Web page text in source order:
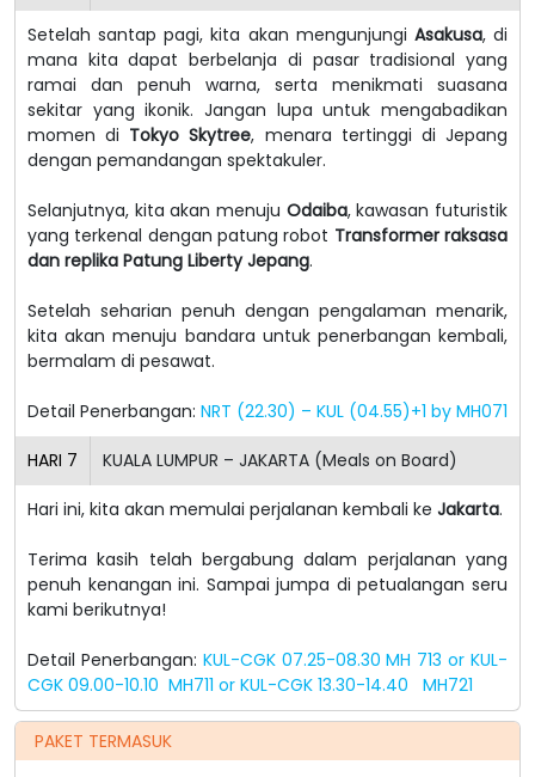
Setelah santap pagi, kita akan mengunjungi Asakusa, di
mana kita dapat berbelanja di pasar tradisional yang
ramai dan penuh warna, serta menikmati suasana
sekitar yang ikonik. Jangan lupa untuk mengabadikan
momen di Tokyo Skytree, menara tertinggi di Jepang
dengan pemandangan spektakuler.
Selanjutnya, kita akan menuju Odaiba, kawasan futuristik
yang terkenal dengan patung robot Transformer raksasa
dan replika Patung Liberty Jepang.
Setelah seharian penuh dengan pengalaman menarik,
kita akan menuju bandara untuk penerbangan kembali,
bermalam di pesawat.
Detail Penerbangan: NRT (22.30) – KUL (04.55)+1 by MH071
HARI 7 KUALA LUMPUR – JAKARTA (Meals on Board)
Hari ini, kita akan memulai perjalanan kembali ke Jakarta.
Terima kasih telah bergabung dalam perjalanan yang
penuh kenangan ini. Sampai jumpa di petualangan seru
kami berikutnya!
Detail Penerbangan: KUL-CGK 07.25-08.30 MH 713 or KUL-
CGK 09.00-10.10 MH711 or KUL-CGK 13.30-14.40 MH721
PAKET TERMASUK